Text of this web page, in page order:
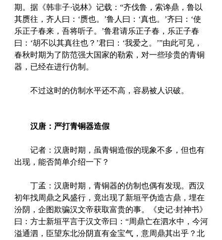
期。据《韩非子·说林》记载：“齐伐鲁，索谗鼎，鲁以
其赝往，齐人曰：‘赝也。’鲁人曰：‘真也。’齐曰：‘使
乐正子春来，吾将听子。’鲁君请乐正子春，乐正子春
曰：‘胡不以其真往也？’君曰：‘我爱之。’”由此可见，
春秋时期为了防范强大国家的勒索，对一些珍贵的青铜
器，已经在进行仿制。
不过这时的仿制水平还不高，容易被人识破。
汉唐：严打青铜器造假
记者：汉唐时期，虽青铜造假的现象不多，但也有
出现，能否简单介绍一下？
丁孟：汉唐时期，青铜器的仿制也偶有发现。西汉
初年找周鼎之风盛行，竟出现了新垣平伪造古鼎，埋在
汾阴，企图欺骗汉文帝获取富贵的事。《史记·封神书》
曰：方士新垣平言于汉文帝曰：“周鼎亡在泗水中，今河
溢通泗，臣望东北汾阴直有金宝气，意周鼎其出乎？北